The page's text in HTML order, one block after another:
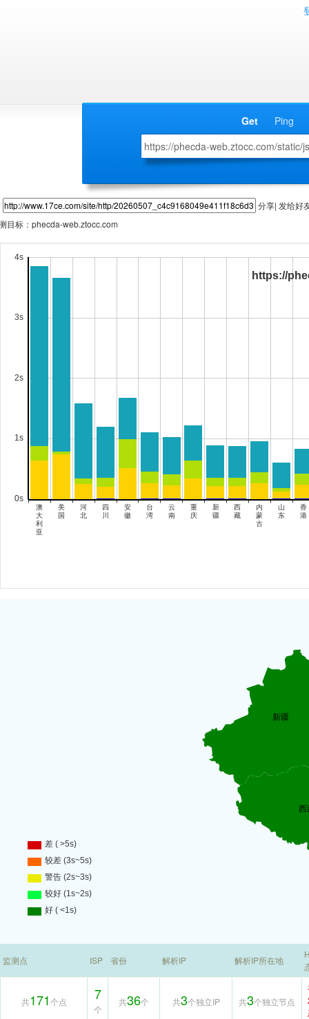
Get Ping
分享| 发给好
目标： phecda-web.ztocc.com
监测点 ISP 省份 解析IP 解析IP所在地
共171个点 7
个
共36个 共3个独立IP 共3个独立节点